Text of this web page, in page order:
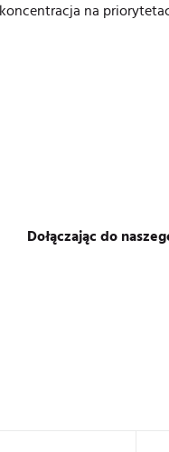
koncentracja na
Dołączając do